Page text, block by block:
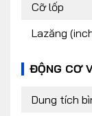
Cỡ lốp
Lazăng
ĐỘNG CƠ
Dung tích